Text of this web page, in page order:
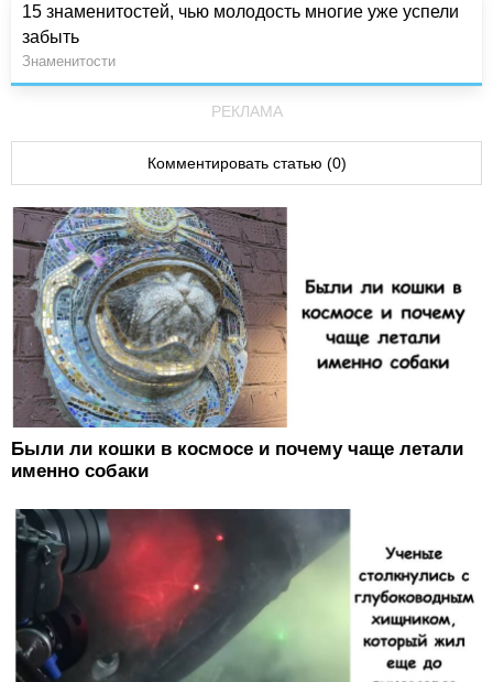
15 знаменитостей, чью молодость многие уже успели
забыть
Знаменитости
РЕКЛАМА
Комментировать статью (0)
Были ли кошки в космосе и почему чаще летали
именно собаки